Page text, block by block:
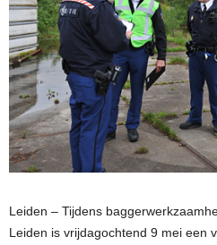
Leiden – Tijdens
Leiden is vrijdagochtend 9 mei een